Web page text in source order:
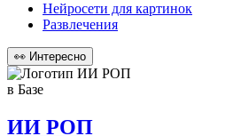
Нейросети для картинок
Развлечения
👀 Интересно
в Базе
ИИ РОП